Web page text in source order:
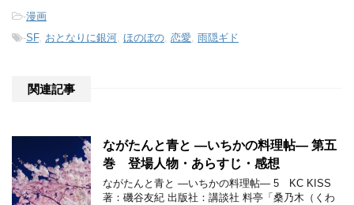
-漫画
-SF, おとなりに銀河, ほのぼの, 恋愛, 雨隠ギド
関連記事
ながたんと青と ―いちかの料理帖― 第五
巻 登場人物・あらすじ・感想
ながたんと青と ―いちかの料理帖― 5 KC KISS
著：磯谷友紀 出版社：講談社 料亭「桑乃木（くわ